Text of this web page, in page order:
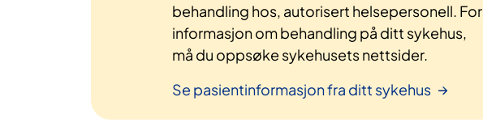
behandling hos, autorisert helsepersonell. For
informasjon om behandling på ditt sykehus,
må du oppsøke sykehusets nettsider.
Se pasientinformasjon fra ditt sykehus